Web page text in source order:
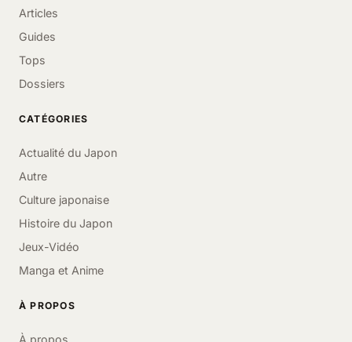
Articles
Guides
Tops
Dossiers
CATÉGORIES
Actualité du Japon
Autre
Culture japonaise
Histoire du Japon
Jeux-Vidéo
Manga et Anime
À PROPOS
À propos